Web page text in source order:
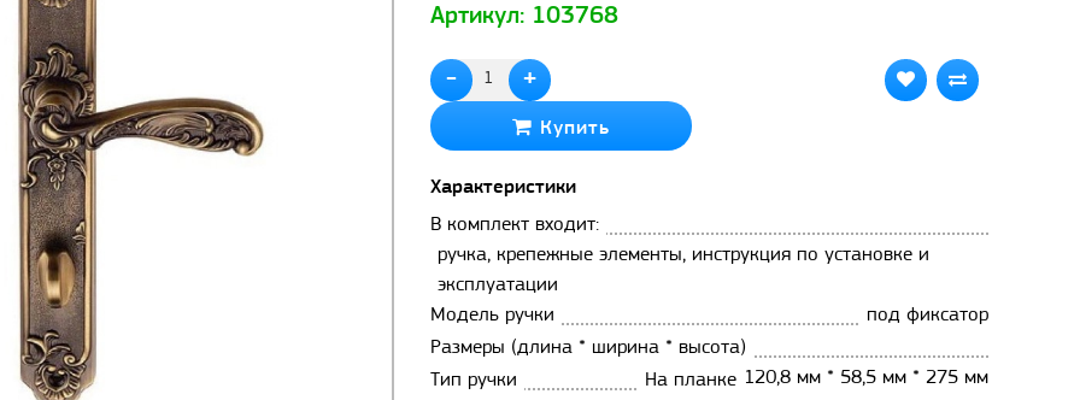
Артикул: 103768
- +
Купить
Характеристики
В комплект входит:
ручка, крепежные элементы, инструкция по установке и
эксплуатации
Модель ручки
под фиксатор
Размеры (длина * ширина * высота)
120,8 мм * 58,5 мм * 275 мм
Тип ручки
На планке